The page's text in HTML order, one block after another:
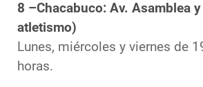
8 –Chacabuco: Av. Asamblea
atletismo)
Lunes, miércoles y viernes de
horas.